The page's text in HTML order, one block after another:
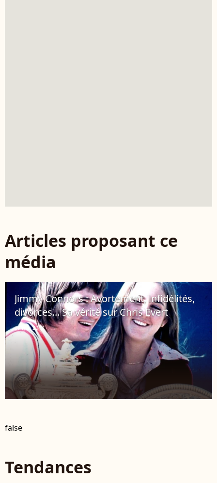
Articles proposant ce
média
Jimmy Connors : Avortement, infidélités,
divorces... Sa vérité sur Chris Evert
29 mai 2013
false
Tendances